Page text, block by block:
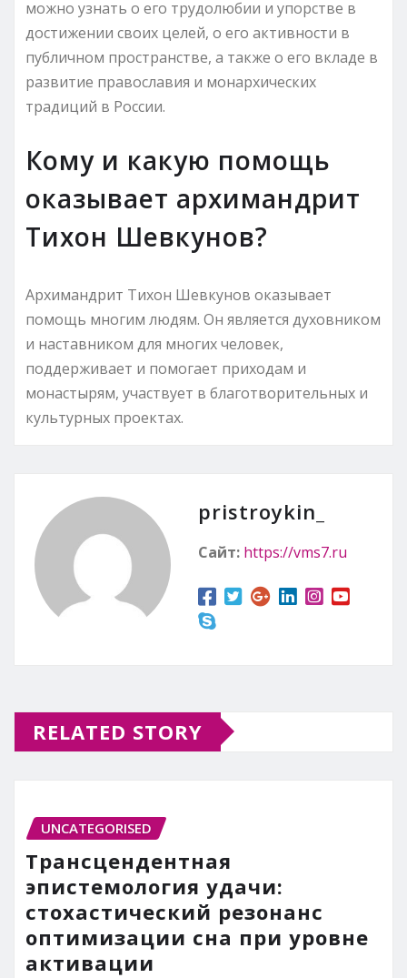
можно узнать о его трудолюбии и упорстве в
достижении своих целей, о его активности в
публичном пространстве, а также о его вкладе в
развитие православия и монархических
традиций в России.
Кому и какую помощь
оказывает архимандрит
Тихон Шевкунов?
Архимандрит Тихон Шевкунов оказывает
помощь многим людям. Он является духовником
и наставником для многих человек,
поддерживает и помогает приходам и
монастырям, участвует в благотворительных и
культурных проектах.
pristroykin_
Сайт: https://vms7.ru
RELATED STORY
UNCATEGORISED
Трансцендентная
эпистемология удачи:
стохастический резонанс
оптимизации сна при уровне
активации